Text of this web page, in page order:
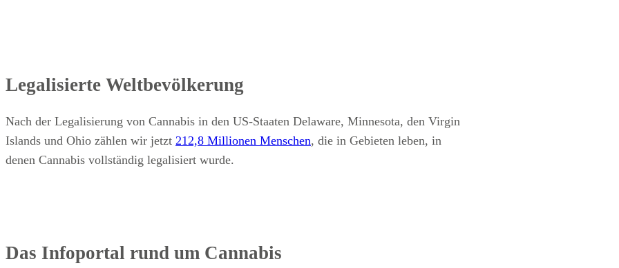
Legalisierte Weltbevölkerung
Nach der Legalisierung von Cannabis in den US-Staaten Delaware, Minnesota, den Virgin
Islands und Ohio zählen wir jetzt 212,8 Millionen Menschen, die in Gebieten leben, in
denen Cannabis vollständig legalisiert wurde.
Das Infoportal rund um Cannabis